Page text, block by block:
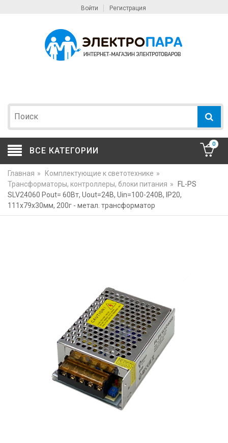
Войти Регистрация
ВСЕ КАТЕГОРИИ
0
Главная » Комплектующие к светотехнике »
Трансформаторы, контроллеры, блоки питания »
FL-PS
SLV24060 Pout= 60Вт, Uout=24В, Uin=100-240В, IP20,
111x79x30мм, 200г - метал. трансформатор